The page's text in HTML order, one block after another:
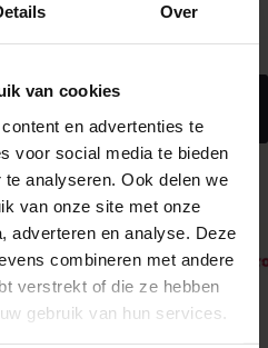
Over
van cookies
en advertenties te
voor social media te bieden
analyseren. Ook delen we
van onze site met onze
adverteren en analyse. Deze
combineren met andere
verstrekt of die ze hebben
gebruik van hun services.
monitoring
voorkeuren om deze
bekijken